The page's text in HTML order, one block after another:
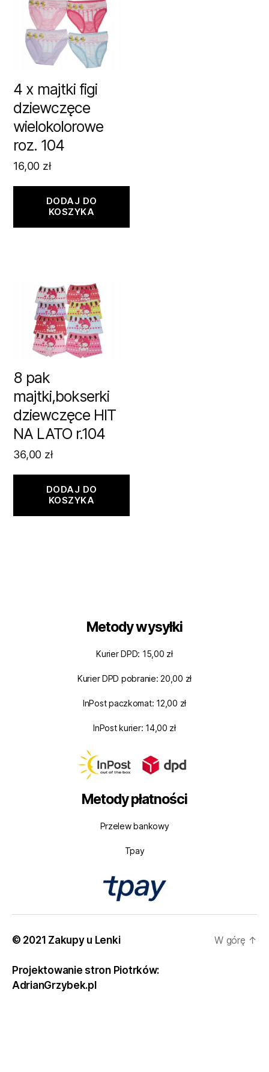
4 x majtki figi
dziewczęce
wielokolorowe
roz. 104
16,00 zł
DODAJ DO
KOSZYKA
8 pak
majtki,bokserki
dziewczęce HIT
NA LATO r.104
36,00 zł
DODAJ DO
KOSZYKA
Metody wysyłki
Kurier DPD: 15,00 zł
Kurier DPD pobranie: 20,00 zł
InPost paczkomat: 12,00 zł
InPost kurier: 14,00 zł
Metody płatności
Przelew bankowy
Tpay
© 2021 Zakupy u Lenki
Projektowanie stron Piotrków:
AdrianGrzybek.pl
W górę ↑